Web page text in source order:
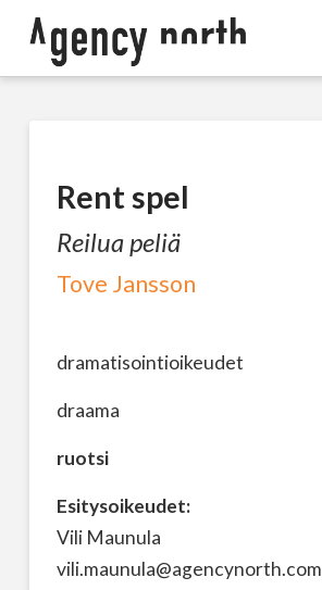
Rent spel
Reilua peliä
Tove Jansson
dramatisointioikeudet
draama
ruotsi
Esitysoikeudet:
Vili Maunula
vili.maunula@agencynorth.com